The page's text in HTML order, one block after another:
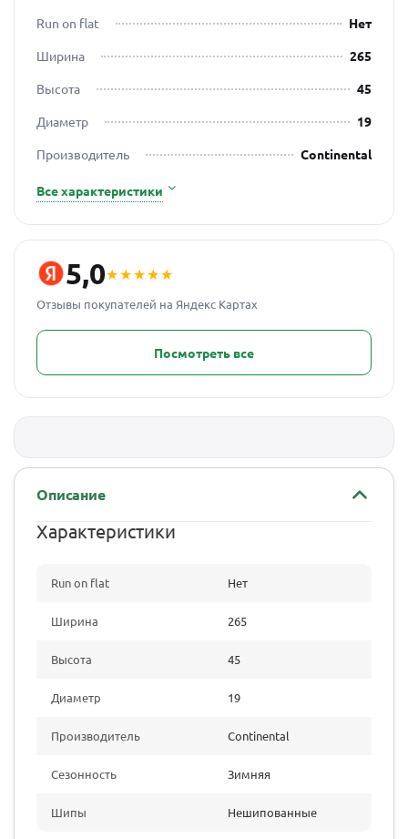
Run on flat
Нет
Ширина
265
Высота
45
Диаметр
19
Производитель
Continental
Все характеристики
5,0★★★★★
Отзывы покупателей на Яндекс Картах
Посмотреть все
Описание
Характеристики
Run on flat Нет
Ширина 265
Высота 45
Диаметр 19
Производитель Continental
Сезонность Зимняя
Шипы Нешипованные